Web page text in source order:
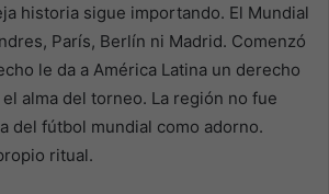
historia sigue importando. El Mundial
París, Berlín ni Madrid. Comenzó
le da a América Latina un derecho
alma del torneo. La región no fue
del fútbol mundial como adorno.
ritual.